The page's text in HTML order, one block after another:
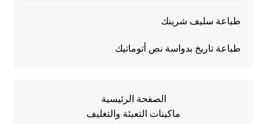
طباعة سليف شرينك
طباعة تاريخ بدواسة نص أتوماتيك
الصفحة الرئيسية
ماكينات التعبئة والتغليف